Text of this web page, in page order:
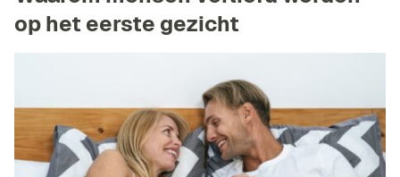
op het eerste gezicht